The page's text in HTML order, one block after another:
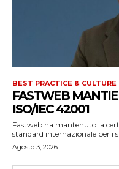
BEST PRACTICE & CULTURE
FASTWEB
ISO/IEC 42001
Fastweb ha mantenuto la
standard internazionale per i
Agosto 3, 2026